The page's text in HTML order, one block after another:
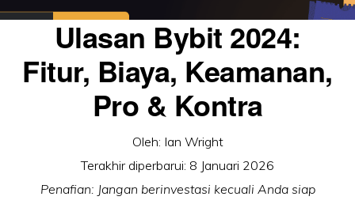
Ulasan Bybit 2024:
Fitur, Biaya, Keamanan,
Pro & Kontra
Oleh: Ian Wright
Terakhir diperbarui: 8 Januari 2026
Penafian: Jangan berinvestasi kecuali Anda siap